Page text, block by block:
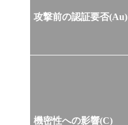
攻撃前の認証要否(Au)
機密性への影響(C)